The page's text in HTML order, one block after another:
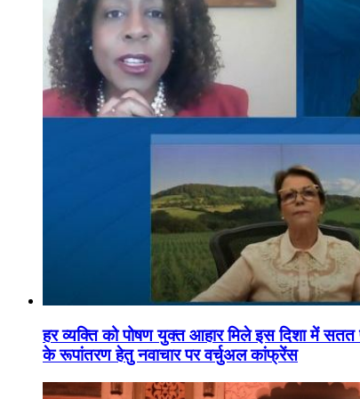
हर व्यक्ति को पोषण युक्त आहार मिले इस दिशा में सतत
के रूपांतरण हेतु नवाचार पर वर्चुअल कांफ्रेंस